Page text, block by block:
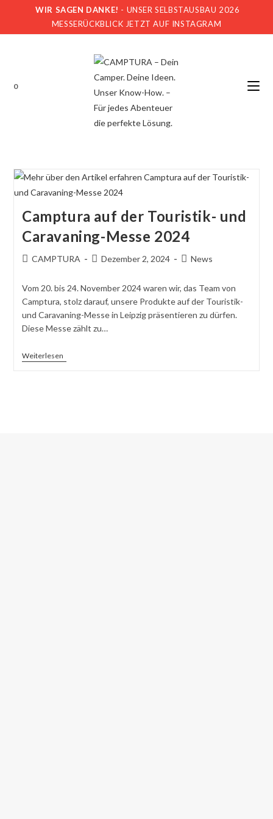
WIR SAGEN DANKE! - UNSER SELBSTAUSBAU 2026
MESSERÜCKBLICK JETZT AUF INSTAGRAM
0
Camptura auf der Touristik- und
Caravaning-Messe 2024
CAMPTURA Dezember 2, 2024 News
Vom 20. bis 24. November 2024 waren wir, das Team von
Camptura, stolz darauf, unsere Produkte auf der Touristik-
und Caravaning-Messe in Leipzig präsentieren zu dürfen.
Diese Messe zählt zu…
Weiterlesen